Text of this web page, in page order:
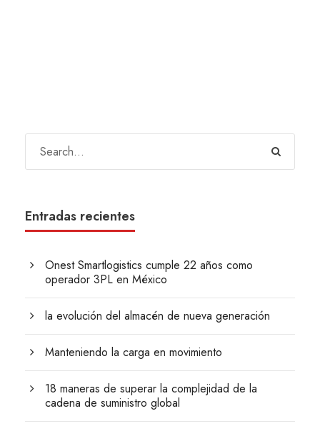
Entradas recientes
Onest Smartlogistics cumple 22 años como
operador 3PL en México
la evolución del almacén de nueva generación
Manteniendo la carga en movimiento
18 maneras de superar la complejidad de la
cadena de suministro global